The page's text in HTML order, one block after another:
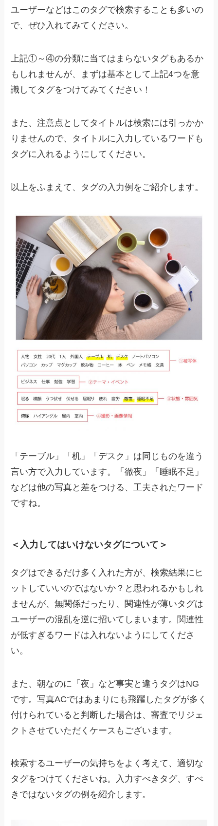
ユーザーなどはこのタグで検索することも多いの
で、ぜひ入れてみてください。
上記①～④の分類に当てはまらないタグもあるか
もしれませんが、まずは基本として上記4つを意
識してタグをつけてみてください！
また、注意点としてタイトルは検索には引っかか
りませんので、タイトルに入力しているワードも
タグに入れるようにしてください。
以上をふまえて、タグの入力例をご紹介します。
「テーブル」「机」「デスク」は同じものを違う
言い方で入力しています。「徹夜」「睡眠不足」
などは他の写真と差をつける、工夫されたワード
ですね。
＜入力してはいけないタグについて＞
タグはできるだけ多く入れた方が、検索結果にヒ
ットしていいのではないか？と思われるかもしれ
ませんが、無関係だったり、関連性が薄いタグは
ユーザーの混乱を逆に招いてしまいます。関連性
が低すぎるワードは入れないようにしてくださ
い。
また、朝なのに「夜」など事実と違うタグはNG
です。写真ACではあまりにも飛躍したタグが多く
付けられていると判断した場合は、審査でリジェ
クトさせていただくケースもございます。
検索するユーザーの気持ちをよく考えて、適切な
タグをつけてくださいね。入力すべきタグ、すべ
きではないタグの例を紹介します。